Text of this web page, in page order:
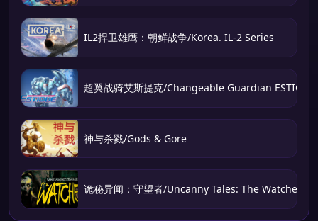
IL2捍卫雄鹰：朝鲜战争/Korea. IL-2 Series
超翼战骑艾斯提克/Changeable Guardian ESTIQUE
神与杀戮/Gods & Gore
诡秘异闻：守望者/Uncanny Tales: The Watcher